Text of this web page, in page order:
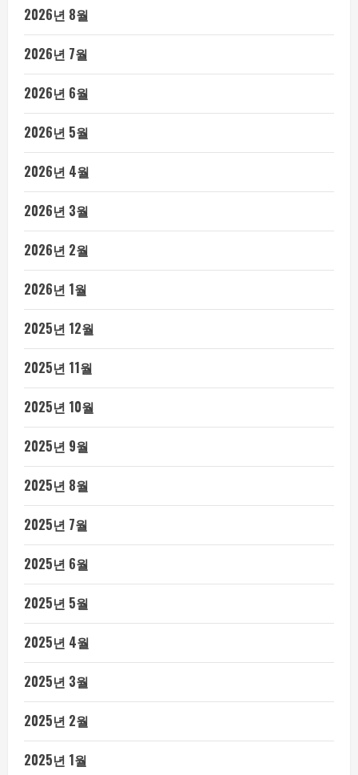
2026년 8월
2026년 7월
2026년 6월
2026년 5월
2026년 4월
2026년 3월
2026년 2월
2026년 1월
2025년 12월
2025년 11월
2025년 10월
2025년 9월
2025년 8월
2025년 7월
2025년 6월
2025년 5월
2025년 4월
2025년 3월
2025년 2월
2025년 1월